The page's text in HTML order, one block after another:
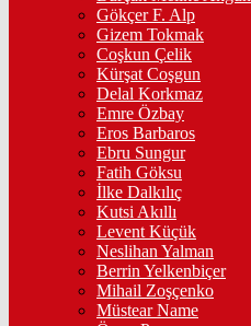
Gökçer F. Alp
Gizem Tokmak
Coşkun Çelik
Kürşat Coşgun
Delal Korkmaz
Emre Özbay
Eros Barbaros
Ebru Sungur
Fatih Göksu
İlke Dalkılıç
Kutsi Akıllı
Levent Küçük
Neslihan Yalman
Berrin Yelkenbiçer
Mihail Zoşçenko
Müstear Name